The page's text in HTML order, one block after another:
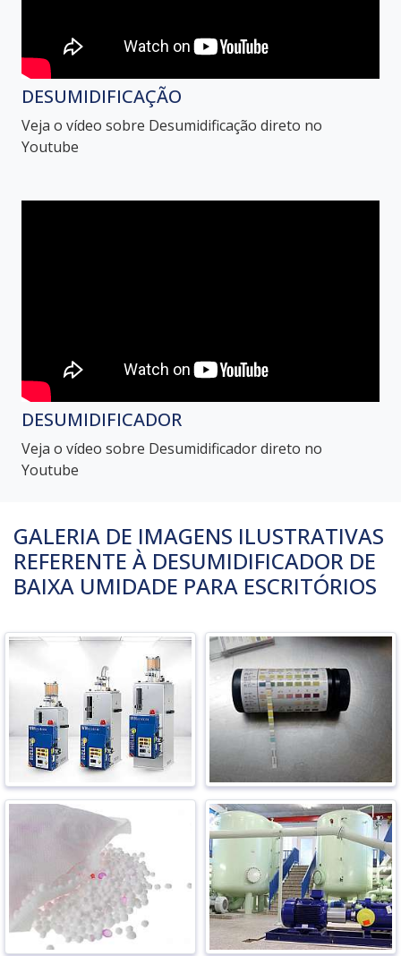
DESUMIDIFICAÇÃO
Veja o vídeo sobre Desumidificação direto no
Youtube
DESUMIDIFICADOR
Veja o vídeo sobre Desumidificador direto no
Youtube
GALERIA DE IMAGENS ILUSTRATIVAS
REFERENTE À DESUMIDIFICADOR DE
BAIXA UMIDADE PARA ESCRITÓRIOS